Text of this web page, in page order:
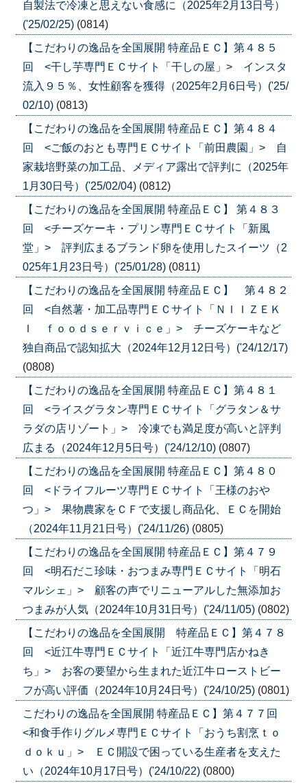
自製法で冷凍と思えない食感に（2025年2月13日号）
('25/02/25) (0814)
【こだわりの逸品を全国展開 特産品ＥＣ】第４８５
回 <干し芋専門ＥＣサイト「干しの屋」> インスタ
流入９５％、女性顧客を獲得（2025年2月6日号）('25/
02/10) (0813)
【こだわりの逸品を全国展開 特産品ＥＣ】第４８４
回 <ご飯のおとも専門ＥＣサイト「前田農園」> 自
家栽培野菜の加工品、メディア露出で評判に（2025年
1月30日号）('25/02/04) (0812)
【こだわりの逸品を全国展開 特産品ＥＣ】 第４８３
回 <チーズケーキ・プリン専門ＥＣサイト「新風
堂」> 評判広まるブランド卵を使用したスイーツ（2
025年1月23日号）('25/01/28) (0811)
【こだわりの逸品を全国展開 特産品ＥＣ】 第４８２
回 <自然薯・加工品専門ＥＣサイト「ＮＩＩＺＥＫ
Ｉ ｆｏｏｄｓｅｒｖｉｃｅ」> チーズケーキなど
独自商品で認知拡大（2024年12月12日号）('24/12/17)
(0808)
【こだわりの逸品を全国展開 特産品ＥＣ】第４８１
回 <ライスグラタン専門ＥＣサイト「グラタン＆サ
ラダの店リゾート」> 冷凍でも満足度が高いと評判
広まる（2024年12月5日号）('24/12/10) (0807)
【こだわりの逸品を全国展開 特産品ＥＣ】第４８０
回 <ドライフルーツ専門ＥＣサイト「王様のおや
つ」> 果物農家をＣＦで支援し商品化、ＥＣを開始
（2024年11月21日号）('24/11/26) (0805)
【こだわりの逸品を全国展開 特産品ＥＣ】第４７９
回 <明石だこ珍味・おつまみ専門ＥＣサイト「明石
マルシェ」> 顧客の声でリニューアルした無添加お
つまみが人気（2024年10月31日号）('24/11/05) (0802)
【こだわりの逸品を全国展開 特産品ＥＣ】第４７８
回 <近江牛専門ＥＣサイト「近江牛専門店かねき
ち」> お客の要望から生まれた近江牛ローストビー
フが高い評価（2024年10月24日号）('24/10/25) (0801)
こだわりの逸品を全国展開 特産品ＥＣ】第４７７回
<和食手作りグルメ専門ＥＣサイト「おうち割烹ｔｏ
ｄｏｋｕ」> ＥＣ開設で困っている生産者を支えた
い（2024年10月17日号）('24/10/22) (0800)